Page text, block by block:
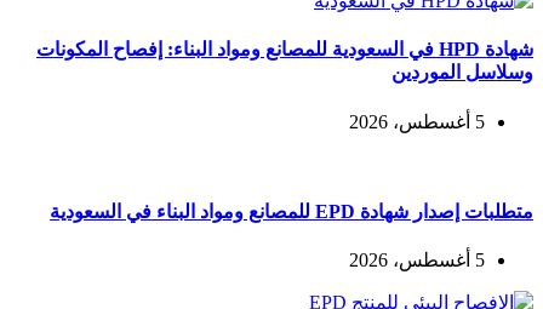
شهادة HPD في السعودية للمصانع ومواد البناء: إفصاح المكونات
وسلاسل الموردين
5 أغسطس، 2026
متطلبات إصدار شهادة EPD للمصانع ومواد البناء في السعودية
5 أغسطس، 2026